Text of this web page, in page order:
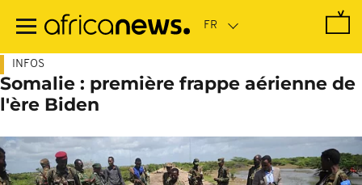
contenu
INFOS
Somalie : première frappe aérienne de
l'ère Biden